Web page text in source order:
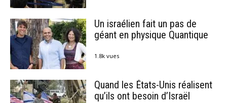
Un israélien fait un pas de
géant en physique Quantique
1.8k vues
Quand les États-Unis réalisent
qu’ils ont besoin d’Israël